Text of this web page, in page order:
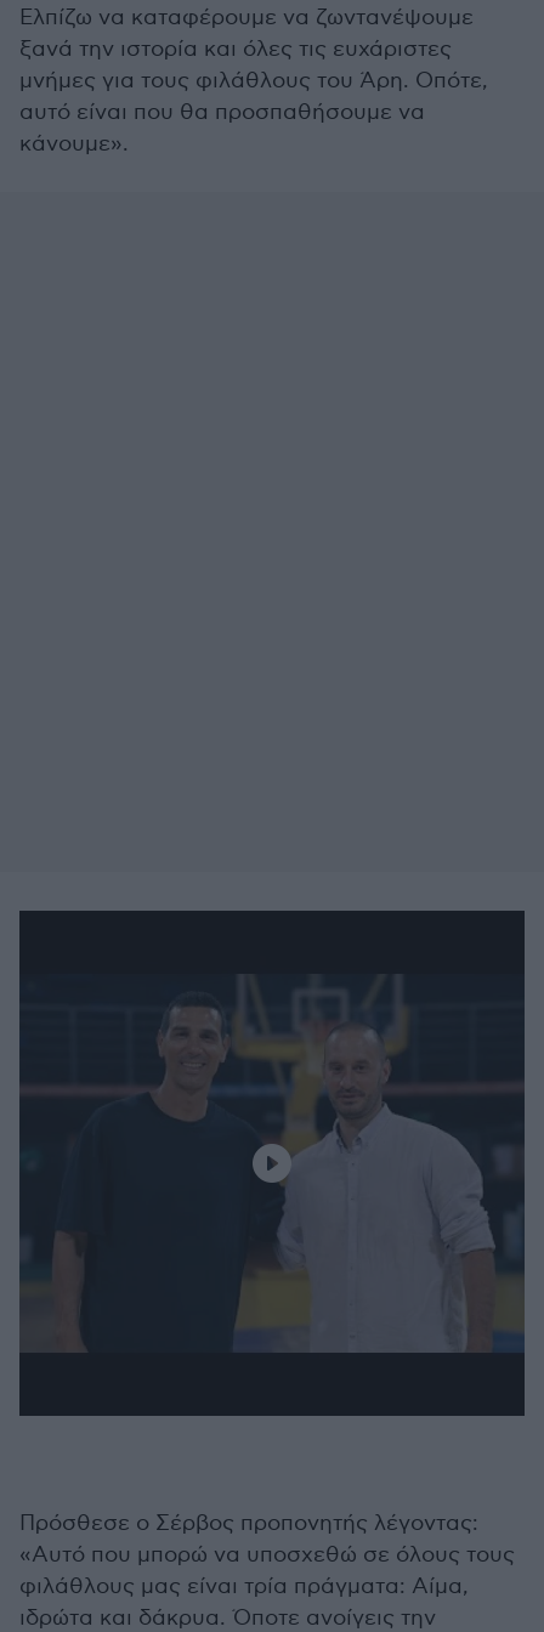
Ελπίζω να καταφέρουμε να ζωντανέψουμε
ξανά την ιστορία και όλες τις ευχάριστες
μνήμες για τους φιλάθλους του Άρη. Οπότε,
αυτό είναι που θα προσπαθήσουμε να
κάνουμε».
Πρόσθεσε ο Σέρβος προπονητής λέγοντας:
«Αυτό που μπορώ να υποσχεθώ σε όλους τους
φιλάθλους μας είναι τρία πράγματα: Αίμα,
ιδρώτα και δάκρυα. Όποτε ανοίγεις την